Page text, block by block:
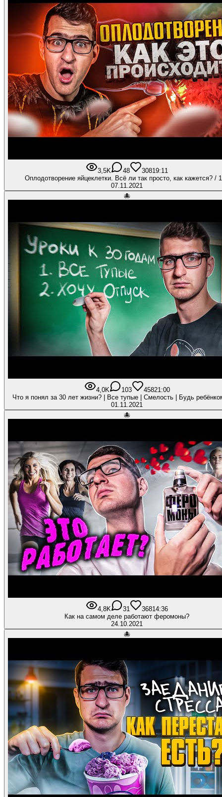
3,5K 48 30819:11
Оплодотворение яйцеклетки. Всё ли так просто, как кажется? /
07.11.2021
🐙
4,0K 103 45821:00
Что я понял за 30 лет жизни? | Все тупые | Смелость | Будь
01.11.2021
🐙
4,8K 31 36814:36
Как на самом деле работают феромоны?
24.10.2021
🐙